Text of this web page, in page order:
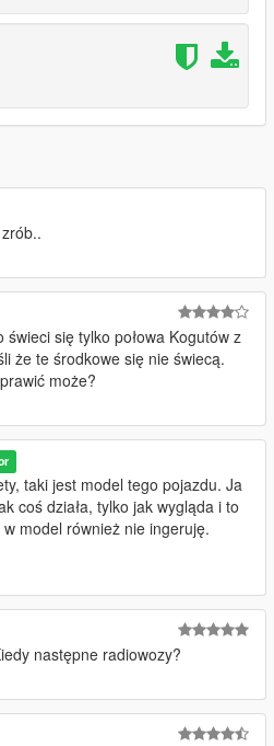
świeci się tylko połowa Kogutów z
że te środkowe się nie świecą.
może?
taki jest model tego pojazdu. Ja
coś działa, tylko jak wygląda i to
model również nie ingeruję.
następne radiowozy?